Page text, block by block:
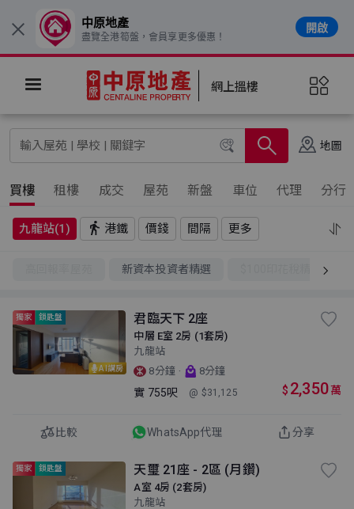
網上搵樓
地圖
買樓 租樓 成交 屋苑 新盤 車位 代理 分行
九龍站(1) 港鐵 價錢 間隔 更多
新資本投資者精選
AI講房
獨家 鎖匙盤 君臨天下 2座
中層 E室 2房 (1套房)
九龍站
8分鐘 · 8分鐘
實 755呎 @ $31,125 $ 2,350萬
比較 WhatsApp代理 分享
獨家 鎖匙盤 天璽 21座 - 2區 (月鑽)
A室 4房 (2套房)
九龍站
× 中原地產
盡覽全港筍盤，會員享更多優惠！
開啟